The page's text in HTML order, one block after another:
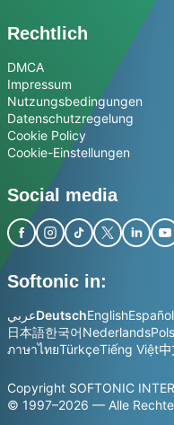
Rechtlich
DMCA
Impressum
Nutzungsbedingungen
Datenschutzregelung
Cookie Policy
Cookie-Einstellungen
Social media
Softonic in:
عربيDeutschEnglishEspañol
日本語한국어Nederlands
ภาษาไทยTürkçeTiếng Việt
Copyright SOFTONIC
© 1997–2026 — Alle